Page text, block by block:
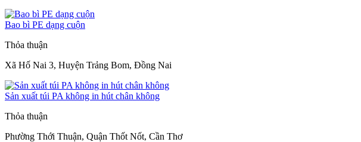
Bao bì PE dạng cuộn
Thỏa thuận
Xã Hố Nai 3, Huyện Trảng Bom, Đồng Nai
Sản xuất túi PA không in hút chân không
Thỏa thuận
Phường Thới Thuận, Quận Thốt Nốt, Cần Thơ